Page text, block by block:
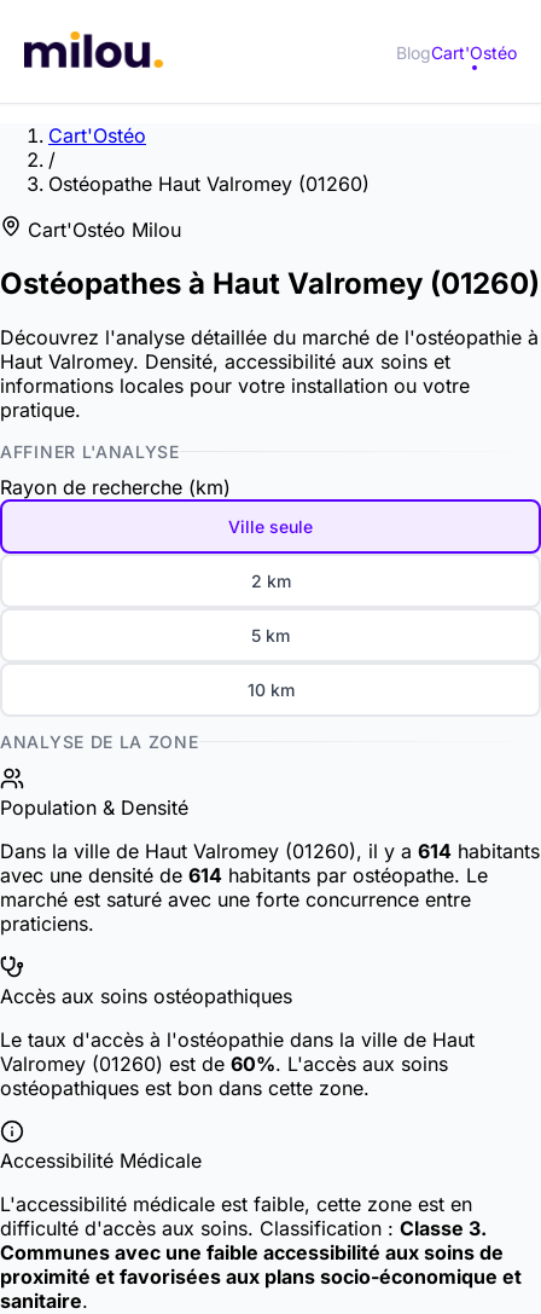
BlogCart'Ostéo
Cart'Ostéo
/
Ostéopathe Haut Valromey (01260)
Cart'Ostéo Milou
Ostéopathes à Haut Valromey (01260)
Découvrez l'analyse détaillée du marché de l'ostéopathie à
Haut Valromey. Densité, accessibilité aux soins et
informations locales pour votre installation ou votre
pratique.
AFFINER L'ANALYSE
Rayon de recherche (km)
Ville seule
2 km
5 km
10 km
ANALYSE DE LA ZONE
Population & Densité
Dans la ville de Haut Valromey (01260), il y a 614 habitants
avec une densité de 614 habitants par ostéopathe. Le
marché est saturé avec une forte concurrence entre
praticiens.
Accès aux soins ostéopathiques
Le taux d'accès à l'ostéopathie dans la ville de Haut
Valromey (01260) est de 60%. L'accès aux soins
ostéopathiques est bon dans cette zone.
Accessibilité Médicale
L'accessibilité médicale est faible, cette zone est en
difficulté d'accès aux soins. Classification : Classe 3.
Communes avec une faible accessibilité aux soins de
proximité et favorisées aux plans socio-économique et
sanitaire.